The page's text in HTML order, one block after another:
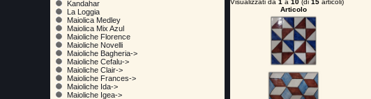
Kandahar
La Loggia
Maiolica Medley
Maiolica Mix Azul
Maioliche Florence
Maioliche Novelli
Maioliche Bagheria->
Maioliche Cefalu->
Maioliche Clair->
Maioliche Frances->
Maioliche Ida->
Maioliche Igea->
Visualizzati da 1 a 10 (di 15 articoli)
Articolo